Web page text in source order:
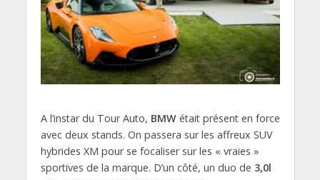
A l’instar du Tour Auto, BMWétait présent en force
avec deux stands. On passera sur les affreux SUV
hybrides XM pour se focaliser sur les « vraies »
sportives de la marque. D’un côté, un duo de 3,0l